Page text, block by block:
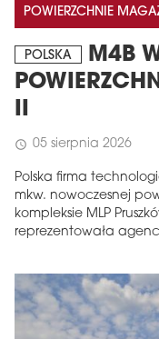
POWIERZCHNIE
POLSKA
M4B
II
schedule 05 sierpnia 2026
Polska firma
mkw. nowoczesnej
kompleksie MLP
reprezentowała